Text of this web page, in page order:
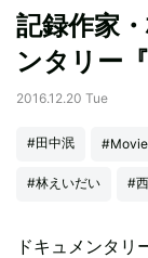
記録作家
ンタリー
2016.12.20 Tue
#田中泯
#林えいだい #
ドキュメンタ